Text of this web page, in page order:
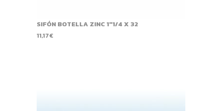
SIFÓN BOTELLA ZINC 1"1/4 X 32
11,17€